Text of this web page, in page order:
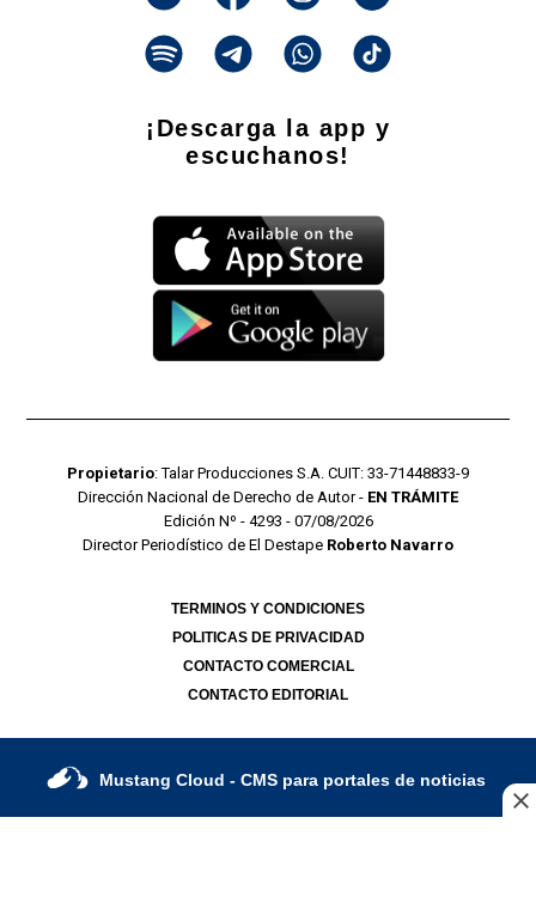
¡Descarga la app y
escuchanos!
Propietario: Talar Producciones S.A. CUIT: 33-71448833-9
Dirección Nacional de Derecho de Autor - EN TRÁMITE
Edición Nº - 4293 - 07/08/2026
Director Periodístico de El Destape Roberto Navarro
TERMINOS Y CONDICIONES
POLITICAS DE PRIVACIDAD
CONTACTO COMERCIAL
CONTACTO EDITORIAL
Mustang Cloud - CMS para portales de noticias